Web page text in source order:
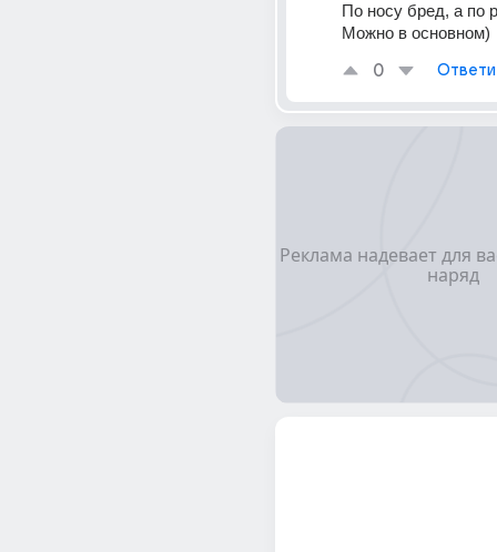
По носу бред, а по
Можно в основном)
0